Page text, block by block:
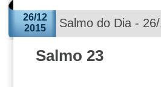
26/12
2015
Salmo do Dia -
Salmo 23